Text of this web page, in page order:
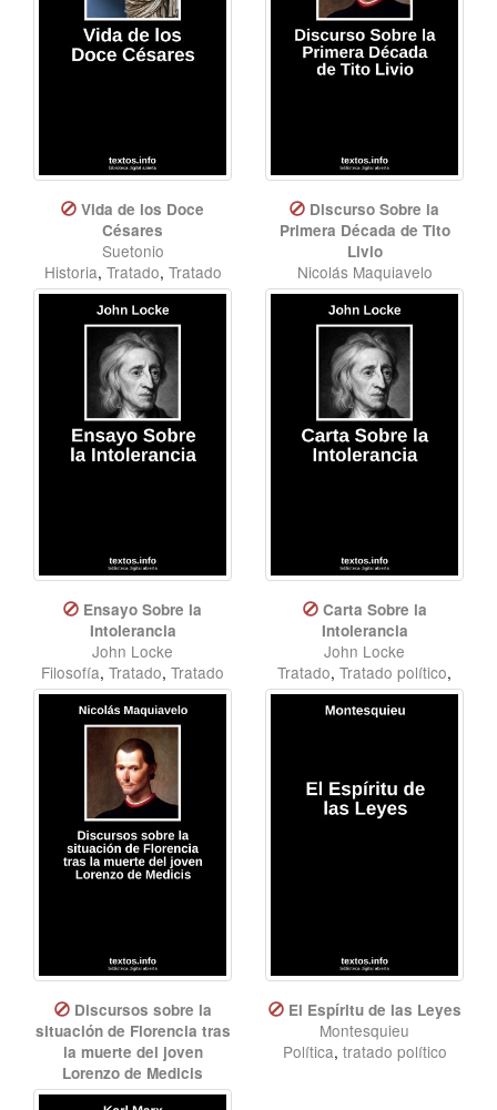
Vida de los Doce
Césares
Suetonio
Historia, Tratado, Tratado
político
Discurso Sobre la
Primera Década de Tito
Livio
Nicolás Maquiavelo
Tratado,Tratado político,
Historia
Ensayo Sobre la
Intolerancia
John Locke
Filosofía, Tratado, Tratado
político
Carta Sobre la
Intolerancia
John Locke
Tratado, Tratado político,
Filosofía
Discursos sobre la
situación de Florencia tras
la muerte del joven
Lorenzo de Medicis
Nicolás Maquiavelo
El Espíritu de las Leyes
Montesquieu
Política, tratado político